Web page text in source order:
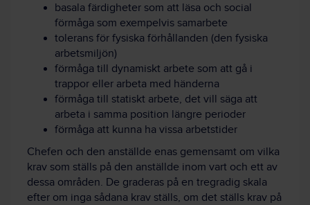
basala färdigheter som att läsa och social
förmåga som exempelvis samarbete
tolerans för fysiska förhållanden (den fysiska
arbetsmiljön)
förmåga till dynamiskt arbete som att gå i
trappor eller arbeta med händerna
förmåga till statiskt arbete, det vill säga att
arbeta i samma position längre perioder
förmåga att kunna ha vissa arbetstider
Chefen och den anställde enas gemensamt om vilka
krav som ställs på den anställde inom vart och ett av
dessa områden. De graderas på en tregradig skala
efter om inga sådana krav ställs, om det ställs krav på